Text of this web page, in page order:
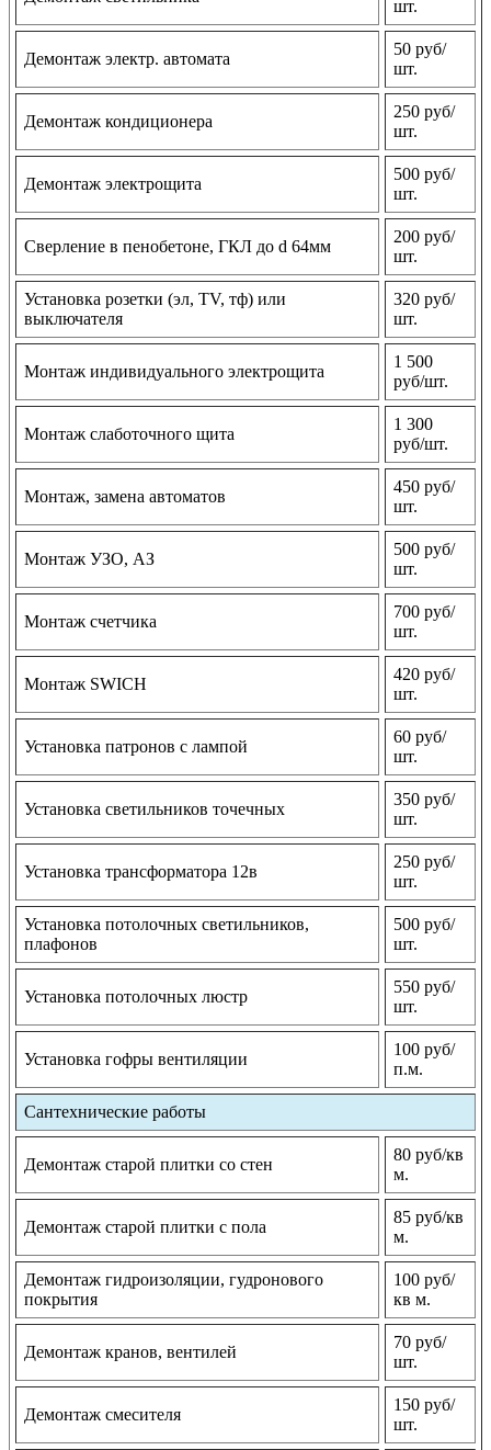
шт.
Демонтаж электр. автомата
50 руб/
шт.
Демонтаж кондиционера
250 руб/
шт.
Демонтаж электрощита
500 руб/
шт.
Сверление в пенобетоне, ГКЛ до d 64мм
200 руб/
шт.
Установка розетки (эл, TV, тф) или
выключателя
320 руб/
шт.
Монтаж индивидуального электрощита
1 500
руб/шт.
Монтаж слаботочного щита
1 300
руб/шт.
Монтаж, замена автоматов
450 руб/
шт.
Монтаж УЗО, АЗ
500 руб/
шт.
Монтаж счетчика
700 руб/
шт.
Монтаж SWICH
420 руб/
шт.
Установка патронов с лампой
60 руб/
шт.
Установка светильников точечных
350 руб/
шт.
Установка трансформатора 12в
250 руб/
шт.
Установка потолочных светильников,
плафонов
500 руб/
шт.
Установка потолочных люстр
550 руб/
шт.
Установка гофры вентиляции
100 руб/
п.м.
Сантехнические работы
Демонтаж старой плитки со стен
80 руб/кв
м.
Демонтаж старой плитки с пола
85 руб/кв
м.
Демонтаж гидроизоляции, гудронового
покрытия
100 руб/
кв м.
Демонтаж кранов, вентилей
70 руб/
шт.
Демонтаж смесителя
150 руб/
шт.